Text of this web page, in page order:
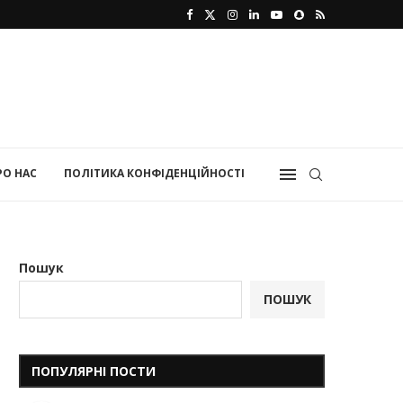
НАС ПОЛІТИКА КОНФІДЕНЦІЙНОСТІ
Пошук
ПОШУК
ПОПУЛЯРНІ ПОСТИ